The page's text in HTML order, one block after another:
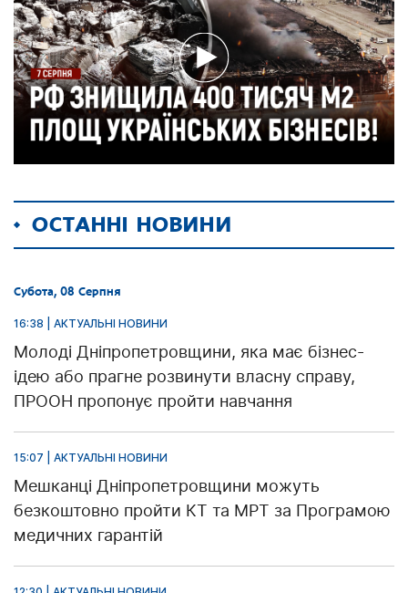
ОСТАННІ НОВИНИ
Субота, 08 Серпня
16:38 | АКТУАЛЬНІ НОВИНИ
Молоді Дніпропетровщини, яка має бізнес-
ідею або прагне розвинути власну справу,
ПРООН пропонує пройти навчання
15:07 | АКТУАЛЬНІ НОВИНИ
Мешканці Дніпропетровщини можуть
безкоштовно пройти КТ та МРТ за Програмою
медичних гарантій